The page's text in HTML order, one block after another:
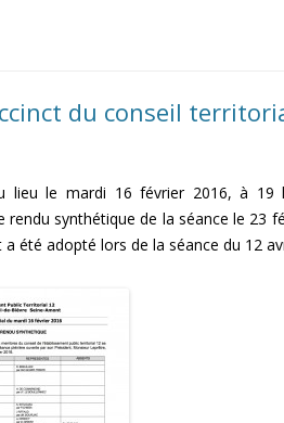
du conseil
lieu le mardi 16 février 2016, à 19
rendu synthétique de la séance le 23
été adopté lors de la séance du 12